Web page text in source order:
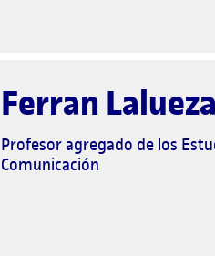
Ferran Lalueza
Profesor agregado de los
Comunicación